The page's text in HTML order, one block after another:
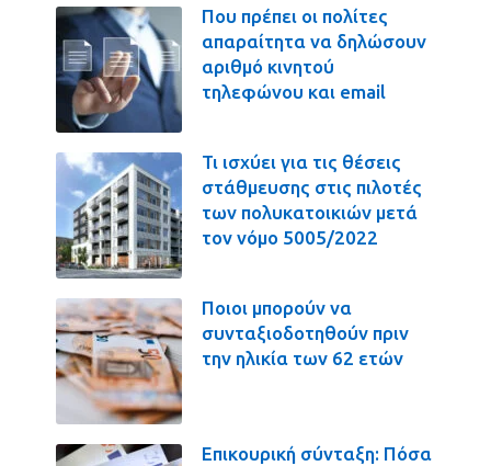
Που πρέπει οι πολίτες
απαραίτητα να δηλώσουν
αριθμό κινητού
τηλεφώνου και email
Τι ισχύει για τις θέσεις
στάθμευσης στις πιλοτές
των πολυκατοικιών μετά
τον νόμο 5005/2022
Ποιοι μπορούν να
συνταξιοδοτηθούν πριν
την ηλικία των 62 ετών
Επικουρική σύνταξη: Πόσα